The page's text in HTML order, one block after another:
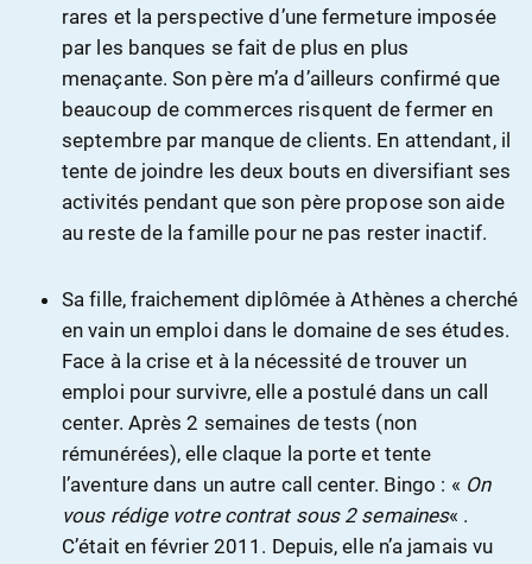
rares et la perspective d’une fermeture imposée
par les banques se fait de plus en plus
menaçante. Son père m’a d’ailleurs confirmé que
beaucoup de commerces risquent de fermer en
septembre par manque de clients. En attendant, il
tente de joindre les deux bouts en diversifiant ses
activités pendant que son père propose son aide
au reste de la famille pour ne pas rester inactif.
Sa fille, fraichement diplômée à Athènes a cherché
en vain un emploi dans le domaine de ses études.
Face à la crise et à la nécessité de trouver un
emploi pour survivre, elle a postulé dans un call
center. Après 2 semaines de tests (non
rémunérées), elle claque la porte et tente
l’aventure dans un autre call center. Bingo : « On
vous rédige votre contrat sous 2 semaines« .
C’était en février 2011. Depuis, elle n’a jamais vu